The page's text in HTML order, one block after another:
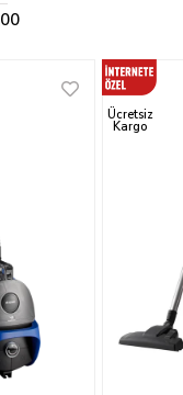
Ücretsiz
Kargo